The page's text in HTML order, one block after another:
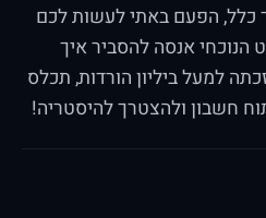
כלל, הפעם באתי לעשות לכם
אנסה להסביר איך
למעל ביליון הורדות, תכלס
חשבון ולהצטרך להיסטריה!